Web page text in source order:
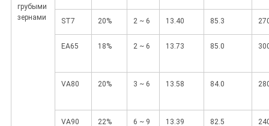
грубыми
зернами
ST7 20% 2 ~ 6 13.40 85.3
EA65 18% 2 ~ 6 13.73 85.0
VA80 20% 3 ~ 6 13.58 84.0
VA90 22% 6 ~ 9 13.39 82.5